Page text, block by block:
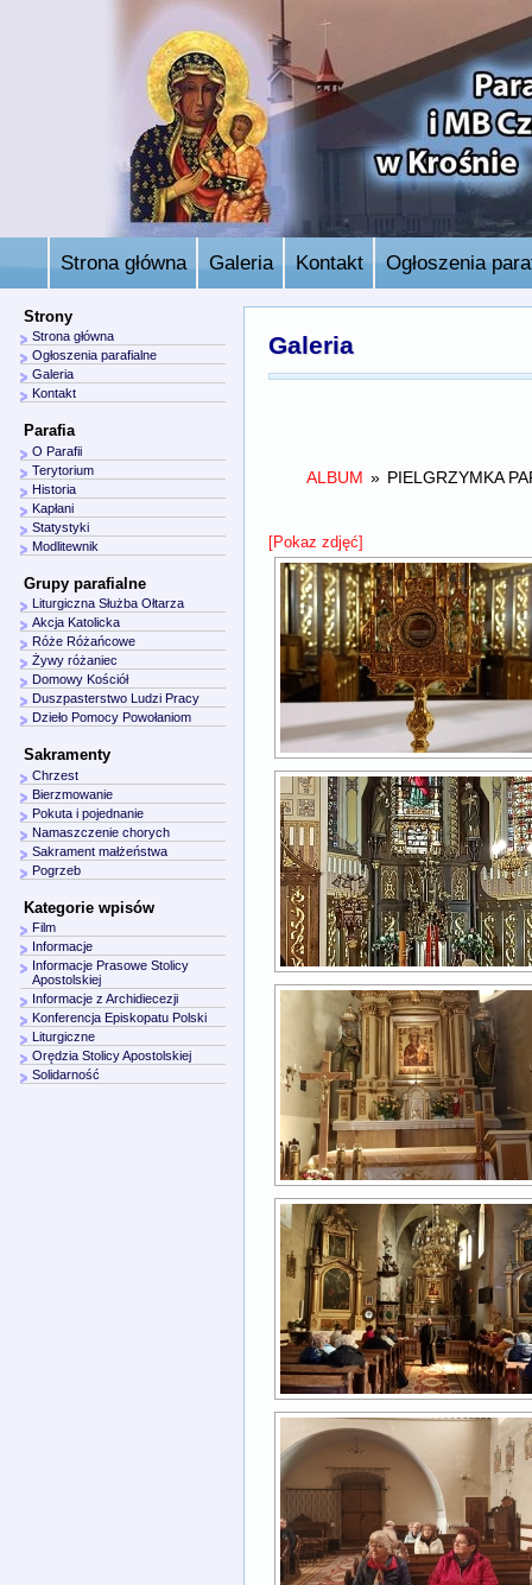
Strona główna Galeria Kontakt Ogłoszenia
Galeria
ALBUM » PIELGRZYMKA
[Pokaz zdjęć]
Strony
Strona główna
Ogłoszenia parafialne
Galeria
Kontakt
Parafia
O Parafii
Terytorium
Historia
Kapłani
Statystyki
Modlitewnik
Grupy parafialne
Liturgiczna Służba Ołtarza
Akcja Katolicka
Róże Różańcowe
Żywy różaniec
Domowy Kościół
Duszpasterstwo Ludzi Pracy
Dzieło Pomocy Powołaniom
Sakramenty
Chrzest
Bierzmowanie
Pokuta i pojednanie
Namaszczenie chorych
Sakrament małżeństwa
Pogrzeb
Kategorie wpisów
Film
Informacje
Informacje Prasowe Stolicy
Apostolskiej
Informacje z Archidiecezji
Konferencja Episkopatu Polski
Liturgiczne
Orędzia Stolicy Apostolskiej
Solidarność